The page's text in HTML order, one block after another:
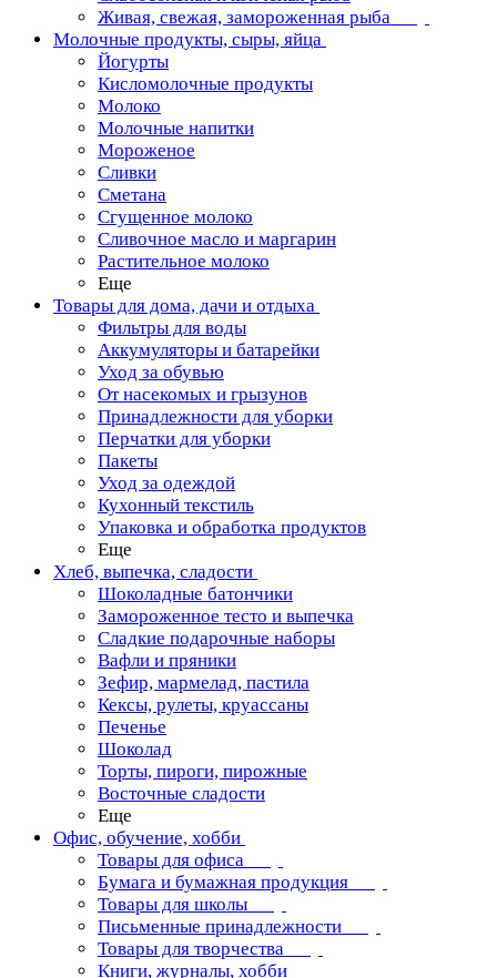
Живая, свежая, замороженная рыба
Молочные продукты, сыры, яйца
Йогурты
Кисломолочные продукты
Молоко
Молочные напитки
Мороженое
Сливки
Сметана
Сгущенное молоко
Сливочное масло и маргарин
Растительное молоко
Еще
Товары для дома, дачи и отдыха
Фильтры для воды
Аккумуляторы и батарейки
Уход за обувью
От насекомых и грызунов
Принадлежности для уборки
Перчатки для уборки
Пакеты
Уход за одеждой
Кухонный текстиль
Упаковка и обработка продуктов
Еще
Хлеб, выпечка, сладости
Шоколадные батончики
Замороженное тесто и выпечка
Сладкие подарочные наборы
Вафли и пряники
Зефир, мармелад, пастила
Кексы, рулеты, круассаны
Печенье
Шоколад
Торты, пироги, пирожные
Восточные сладости
Еще
Офис, обучение, хобби
Товары для офиса
Бумага и бумажная продукция
Товары для школы
Письменные принадлежности
Товары для творчества
Книги, журналы, хобби